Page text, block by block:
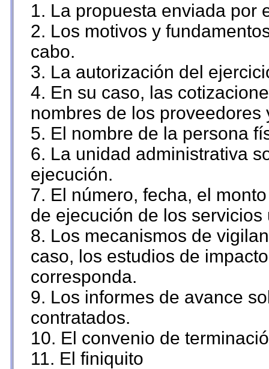
1. La propuesta enviada por
2. Los motivos y
cabo.
3. La autorización del
4. En su caso, las
nombres de los proveedores
5. El nombre de la persona
6. La unidad administrativa
ejecución.
7. El número, fecha, el
de ejecución de los servicios
8. Los mecanismos de
caso, los estudios de
corresponda.
9. Los informes de avance
contratados.
10. El convenio de
11. El finiquito